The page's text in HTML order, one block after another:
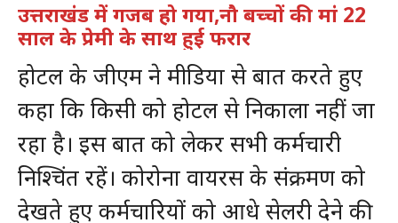
उत्तराखंड में गजब हो गया,नौ बच्चों की मां 22
साल के प्रेमी के साथ हुई फरार
होटल के जीएम ने मीडिया से बात करते हुए
कहा कि किसी को होटल से निकाला नहीं जा
रहा है। इस बात को लेकर सभी कर्मचारी
निश्चिंत रहें। कोरोना वायरस के संक्रमण को
देखते हुए कर्मचारियों को आधे सेलरी देने की